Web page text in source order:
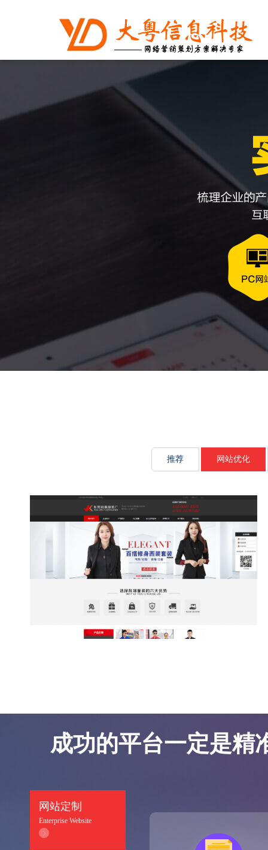
推荐 网站优化
成功的平台一定是精
网站定制
Enterprise Website